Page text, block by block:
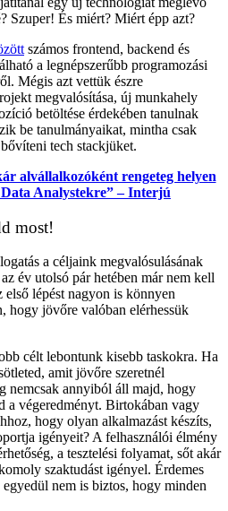
Szuper! És miért? Miért épp azt?
számos frontend, backend és
a legnépszerűbb programozási
Mégis azt vettük észre
megvalósítása, új munkahely
betöltése érdekében tanulnak
be tanulmányaikat, mintha csak
tech stackjüket.
alvállalkozóként rengeteg helyen
Data Analystekre” – Interjú
most!
a céljaink megvalósulásának
év utolsó pár hetében már nem kell
lépést nagyon is könnyen
hogy jövőre valóban elérhessük
célt lebontunk kisebb taskokra. Ha
amit jövőre szeretnél
nemcsak annyiból áll majd, hogy
a végeredményt. Birtokában vagy
hogy olyan alkalmazást készíts,
igényeit? A felhasználói élmény
a tesztelési folyamat, sőt akár
szaktudást igényel. Érdemes
nem is biztos, hogy minden